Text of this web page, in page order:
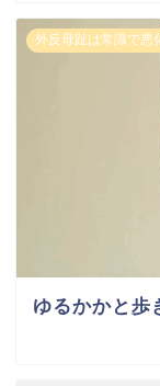
外反母趾は常識で悪
ゆるかかと歩